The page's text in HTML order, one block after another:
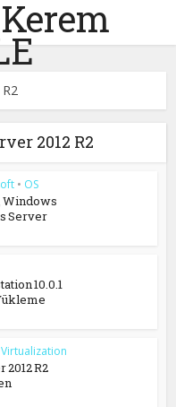
2012 R2
• OS
Windows
Server
10.0.1
Virtualization
R2